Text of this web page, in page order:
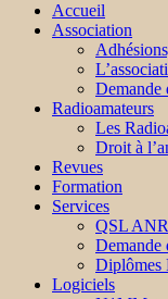
Accueil
Association
Demande
Radioamateurs
Les
Droit à
Revues
Formation
Services
QSL
Demande
Diplômes
Logiciels